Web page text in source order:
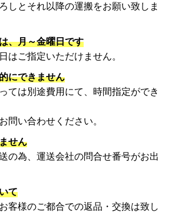
しとそれ以降の運搬をお願い致しま
、月～金曜日です
はご指定いただけません。
にできません
ては別途費用にて、時間指定ができ
問い合わせください。
せん
の為、運送会社の問合せ番号がお出
て
客様のご都合での返品・交換は致し